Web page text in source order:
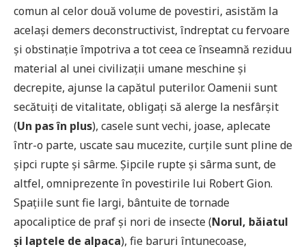
comun al celor două volume de povestiri, asistăm la
același demers deconstructivist, îndreptat cu fervoare
și obstinație împotriva a tot ceea ce înseamnă reziduu
material al unei civilizații umane meschine și
decrepite, ajunse la capătul puterilor. Oamenii sunt
secătuiți de vitalitate, obligați să alerge la nesfârșit
(Un pas în plus), casele sunt vechi, joase, aplecate
într-o parte, uscate sau mucezite, curțile sunt pline de
șipci rupte și sârme. Șipcile rupte și sârma sunt, de
altfel, omniprezente în povestirile lui Robert Gion.
Spațiile sunt fie largi, bântuite de tornade
apocaliptice de praf și nori de insecte (Norul, băiatul
și laptele de alpaca), fie baruri întunecoase,